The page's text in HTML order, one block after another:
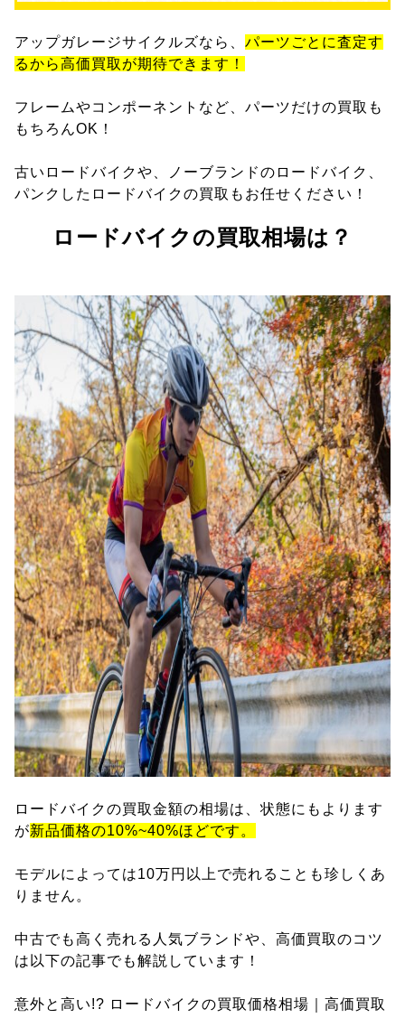
アップガレージサイクルズなら、 パーツごとに査定す
るから高価買取が期待できます！
フレームやコンポーネントなど、パーツだけの買取も
もちろんOK！
古いロードバイクや、ノーブランドのロードバイク、
パンクしたロードバイクの買取もお任せください！
ロードバイクの買取相場は？
ロードバイクの買取金額の相場は、状態にもよります
が新品価格の10%~40%ほどです。
モデルによっては10万円以上で売れることも珍しくあ
りません。
中古でも高く売れる人気ブランドや、高価買取のコツ
は以下の記事でも解説しています！
意外と高い!? ロードバイクの買取価格相場｜高価買取